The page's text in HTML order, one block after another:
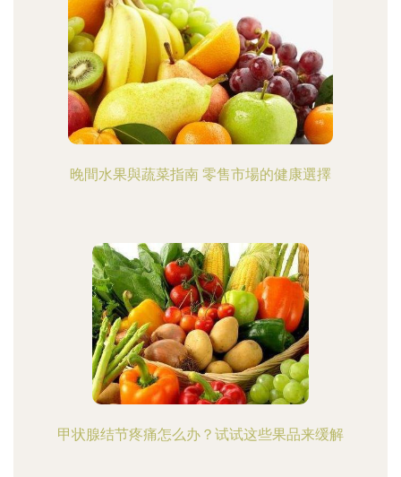
晚間水果與蔬菜指南 零售市場的健康選擇
甲状腺结节疼痛怎么办？试试这些果品来缓解